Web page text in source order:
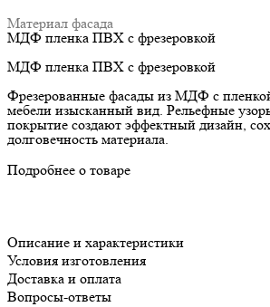
Материал фасада
МДФ пленка ПВХ с фрезеровкой
МДФ пленка ПВХ с фрезеровкой
Фрезерованные фасады из МДФ с
мебели изысканный вид. Рельефные
покрытие создают эффектный дизайн,
долговечность материала.
Подробнее о товаре
Описание и характеристики
Условия изготовления
Доставка и оплата
Вопросы-ответы